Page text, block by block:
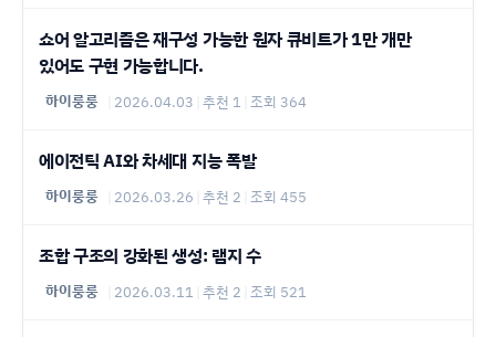
쇼어 알고리즘은 재구성 가능한 원자 큐비트가 1만 개만
있어도 구현 가능합니다.
하이룽룽 2026.04.03 추천 1 조회 364
에이전틱 AI와 차세대 지능 폭발
하이룽룽 2026.03.26 추천 2 조회 455
조합 구조의 강화된 생성: 램지 수
하이룽룽 2026.03.11 추천 2 조회 521